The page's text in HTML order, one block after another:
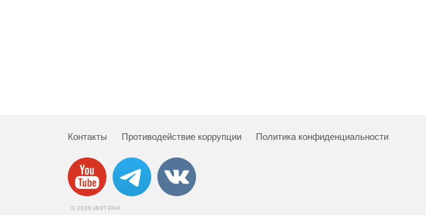
Контакты Противодействие коррупции Политика конфиденциальности
© 2026 ИНП РАН